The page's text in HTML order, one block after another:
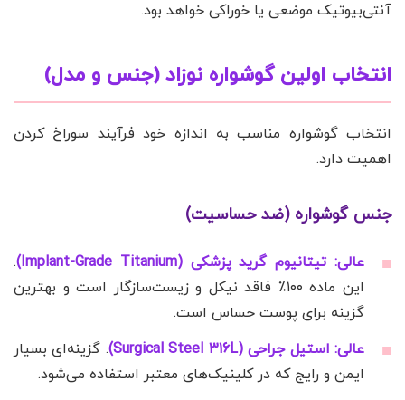
آنتی‌بیوتیک موضعی یا خوراکی خواهد بود.
انتخاب اولین گوشواره نوزاد (جنس و مدل)
انتخاب گوشواره مناسب به اندازه خود فرآیند سوراخ کردن
اهمیت دارد.
جنس گوشواره (ضد حساسیت)
عالی: تیتانیوم گرید پزشکی (Implant-Grade Titanium)
.
این ماده ۱۰۰٪ فاقد نیکل و زیست‌سازگار است و بهترین
گزینه برای پوست حساس است.
عالی: استیل جراحی (Surgical Steel 316L)
. گزینه‌ای بسیار
ایمن و رایج که در کلینیک‌های معتبر استفاده می‌شود.